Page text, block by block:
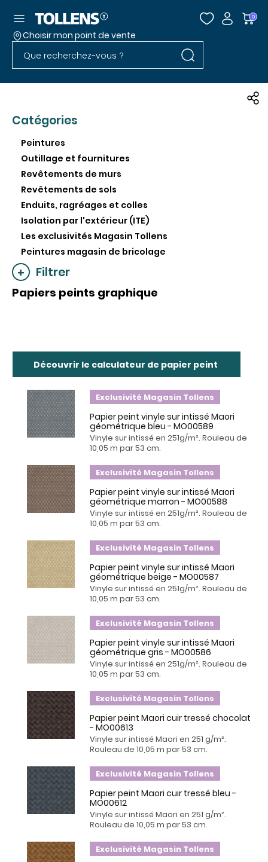
0
Passer la liste des magasins et aller au pied
Choisir mon point de vente
Rechercher dans le site Rechercher
Accéder au menu
Catégories
Peintures
Outillage et fournitures
Revêtements de murs
Revêtements de sols
Enduits, ragréages et colles
Isolation par l'extérieur (ITE)
Les exclusivités Magasin Tollens
Peintures magasin de bricolage
Filtrer
Papiers peints graphique
Découvrir le calculateur de papier peint
Exclusivité Magasin Tollens
Papier peint vinyle sur intissé Maori
géométrique bleu - MO00589
Vinyle sur intissé en 251g/m². Rouleau de
10,05 m par 53 cm.
Exclusivité Magasin Tollens
Papier peint vinyle sur intissé Maori
géométrique marron - MO00588
Vinyle sur intissé en 251g/m². Rouleau de
10,05 m par 53 cm.
Exclusivité Magasin Tollens
Papier peint vinyle sur intissé Maori
géométrique beige - MO00587
Vinyle sur intissé en 251g/m². Rouleau de
10,05 m par 53 cm.
Exclusivité Magasin Tollens
Papier peint vinyle sur intissé Maori
géométrique gris - MO00586
Vinyle sur intissé en 251g/m². Rouleau de
10,05 m par 53 cm.
Exclusivité Magasin Tollens
Papier peint Maori cuir tressé chocolat
- MO00613
Vinyle sur intissé Maori en 251 g/m².
Rouleau de 10,05 m par 53 cm.
Exclusivité Magasin Tollens
Papier peint Maori cuir tressé bleu -
MO00612
Vinyle sur intissé Maori en 251 g/m².
Rouleau de 10,05 m par 53 cm.
Exclusivité Magasin Tollens